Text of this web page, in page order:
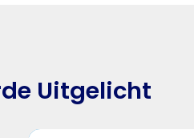
Uitgelicht